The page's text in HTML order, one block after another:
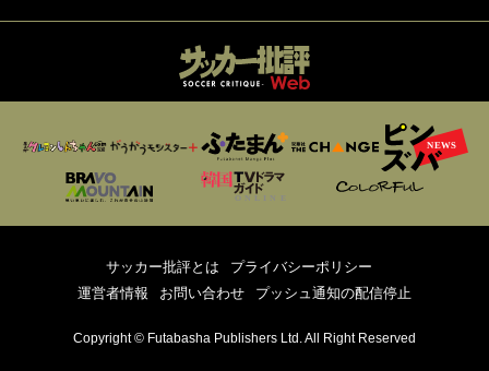
サッカー批評とは
プライバシーポリシー
運営者情報
お問い合わせ プッシュ通知の配信停止
Copyright © Futabasha Publishers Ltd. All Right Reserved